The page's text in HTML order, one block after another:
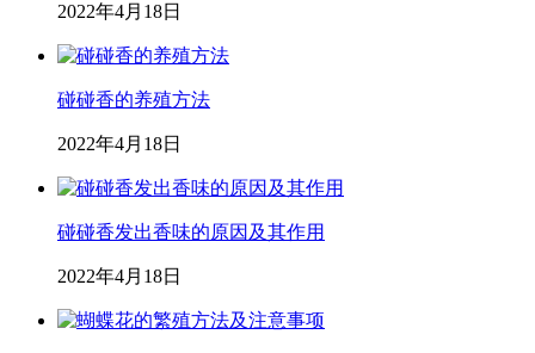
2022年4月18日
碰碰香的养殖方法
2022年4月18日
碰碰香发出香味的原因及其作用
2022年4月18日